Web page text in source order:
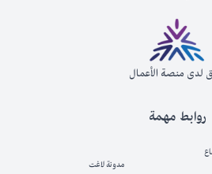
روابط مهمة
مدونة لاغت
لدى منصة الأعمال